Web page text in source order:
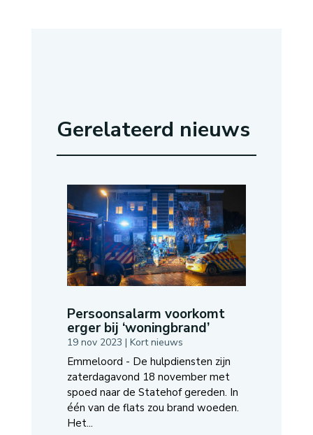
Gerelateerd nieuws
Persoonsalarm voorkomt
erger bij ‘woningbrand’
19 nov 2023 | Kort nieuws
Emmeloord - De hulpdiensten zijn
zaterdagavond 18 november met
spoed naar de Statehof gereden. In
één van de flats zou brand woeden.
Het...